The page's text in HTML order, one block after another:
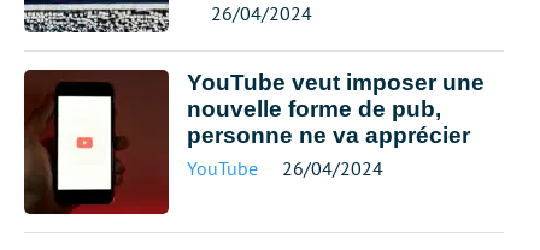
26/04/2024
YouTube veut imposer une
nouvelle forme de pub,
personne ne va apprécier
YouTube 26/04/2024